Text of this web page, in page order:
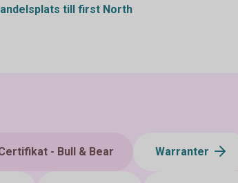
till first North
- Bull & Bear Warranter